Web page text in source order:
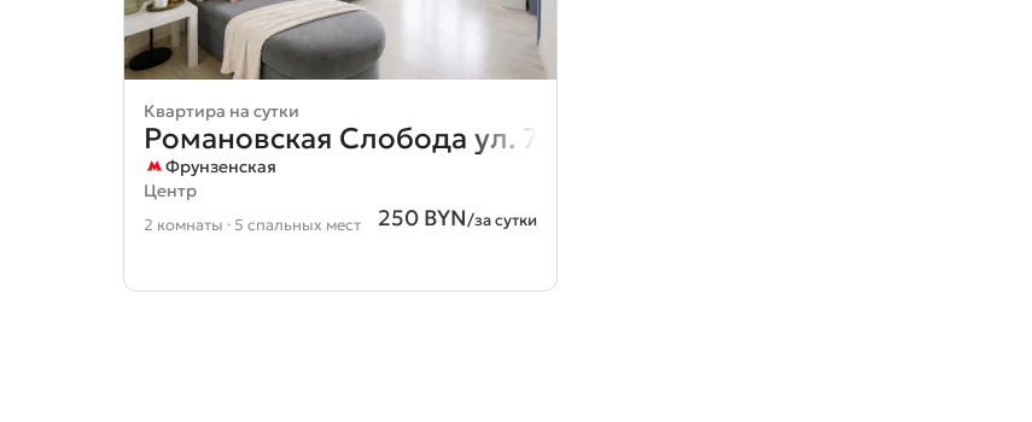
Квартира на сутки
Романовская Слобода ул. 7
Фрунзенская
Центр
250 BYN/за сутки
2 комнаты · 5 спальных мест